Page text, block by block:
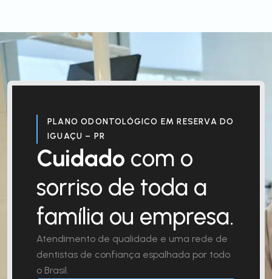
PLANO ODONTOLÓGICO EM RESERVA DO
IGUAÇU – PR
Cuidado com o
sorriso de toda a
família ou empresa.
Atendimento de qualidade e uma rede de
dentistas de confiança espalhada por todo
o Brasil.